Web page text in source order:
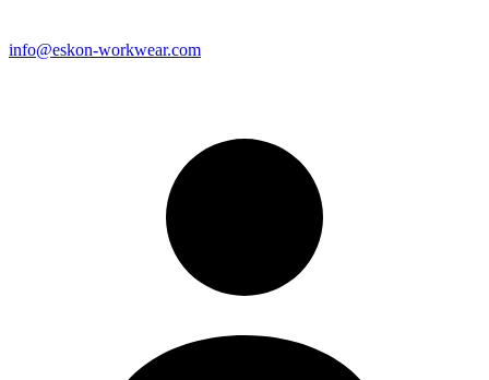
info@eskon-workwear.com